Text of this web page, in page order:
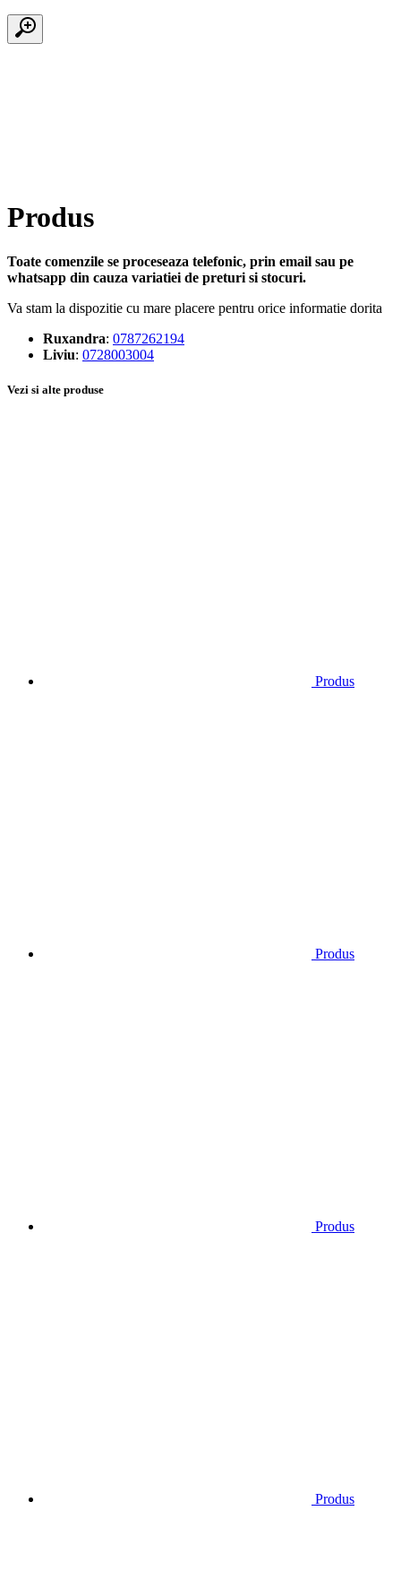
Produs
Toate comenzile se proceseaza telefonic, prin email sau pe
whatsapp din cauza variatiei de preturi si stocuri.
Va stam la dispozitie cu mare placere pentru orice informatie dorita
Ruxandra: 0787262194
Liviu: 0728003004
Vezi si alte produse
Produs
Produs
Produs
Produs